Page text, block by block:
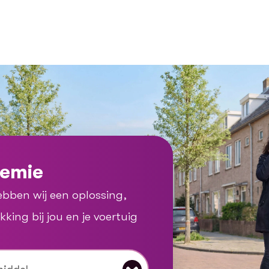
wij een oplossing,
bij jou en je voertuig
wij een oplossing, ontdek gauw welke dekking